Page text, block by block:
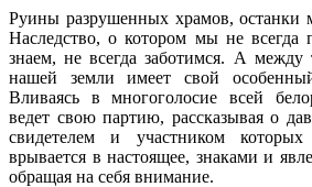
Руины разрушенных храмов, останки
Наследство, о котором мы не
знаем, не всегда заботимся. А
нашей земли имеет свой
Вливаясь в многоголосие всей
ведет свою партию, рассказывая о
свидетелем и участником
врывается в настоящее, знаками и
обращая на себя внимание.